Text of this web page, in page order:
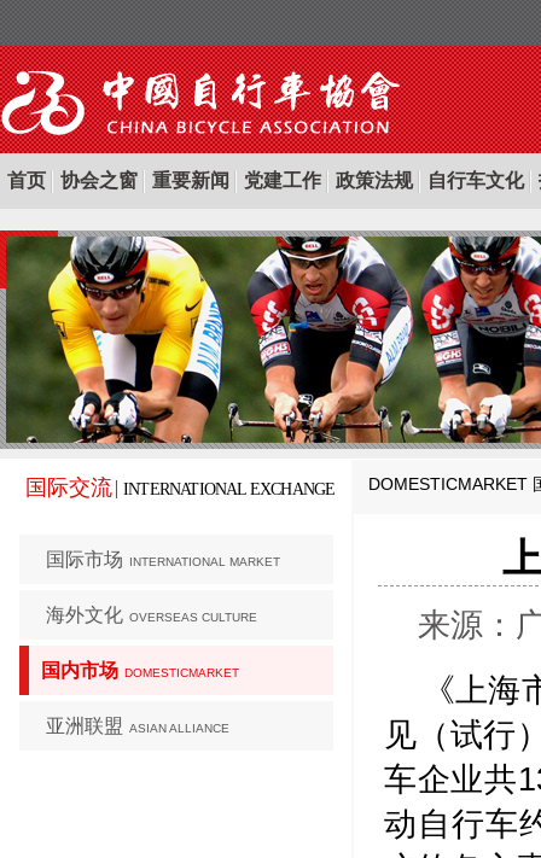
首页 协会之窗 重要新闻 党建工作 政策法规 自行车文化
国际交流 INTERNATIONAL EXCHANGE
国际市场 INTERNATIONAL MARKET
海外文化 OVERSEAS CULTURE
国内市场 DOMESTICMARKET
亚洲联盟 ASIAN ALLIANCE
DOMESTICMARKET
来源：
《上
见（试行
车企业共
动自行车